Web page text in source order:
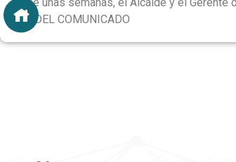
Hace unas semanas, el Alcalde y el
FIN DEL COMUNICADO